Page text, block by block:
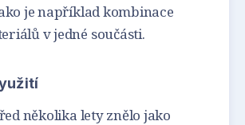
je například kombinace
v jedné součásti.
několika lety znělo jako